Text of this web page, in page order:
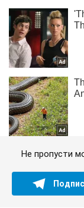
Не пропусти